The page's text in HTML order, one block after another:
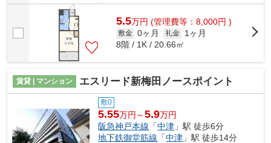
5.5万円 (管理費等：8,000円 )
敷金 0ヶ月 礼金
1ヶ月
8階 / 1K / 20.66㎡
賃貸 | マンション エスリード新梅田ノースポイント
敷0
5.55万円～5.9万円
阪急神戸本線 「中津 」駅 徒歩6分
地下鉄御堂筋線 「中津 」駅 徒歩14分